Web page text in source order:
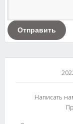
Отправить
Написать